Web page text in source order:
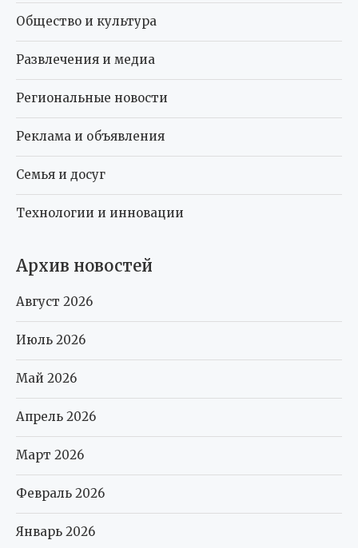
Общество и культура
Развлечения и медиа
Региональные новости
Реклама и объявления
Семья и досуг
Технологии и инновации
Архив новостей
Август 2026
Июль 2026
Май 2026
Апрель 2026
Март 2026
Февраль 2026
Январь 2026